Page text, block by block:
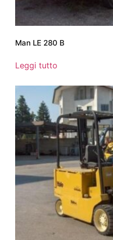
Man LE 280 B
Leggi tutto